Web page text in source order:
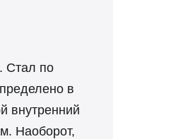
Стал по
в
внутренний
Наоборот,